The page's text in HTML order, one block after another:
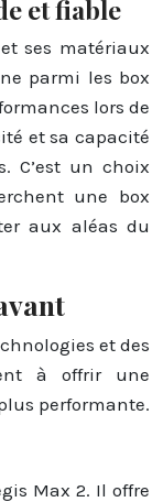
et fiable
ses matériaux
parmi les box
lors de
et sa capacité
C’est un choix
une box
aux aléas du
et des
à offrir une
performante.
Max 2. Il offre